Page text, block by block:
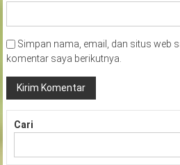
Simpan nama, email, dan situs web
komentar saya berikutnya.
Cari